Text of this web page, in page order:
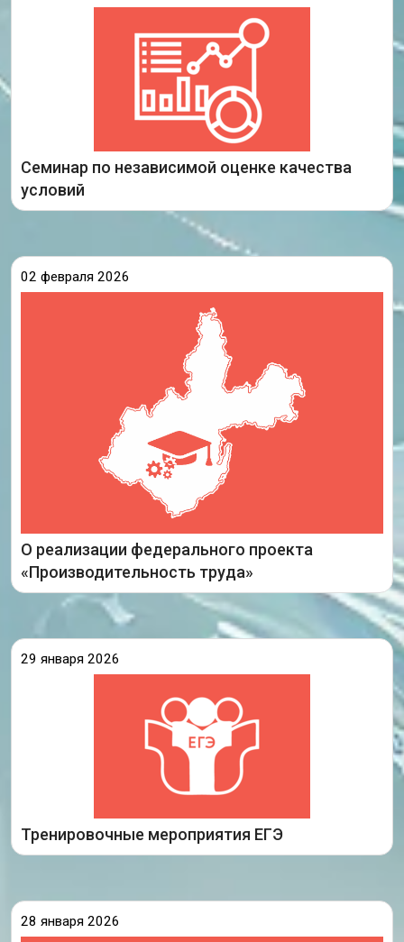
Семинар по независимой оценке качества
условий
совместно с ГАУ ИО ЦОПМКиМКО 2 февраля 2026
года провели семинар об организации работы по
независимой оценке качества условий
осуществления образовательной деятельности на
02 февраля 2026
О реализации федерального проекта
«Производительность труда»
30 января в Центре оценки профессионального
мастерства и мониторинга качества образования
прошел семинар по реализации федерального
проекта «Производительность труда» в
смешанном формате. С начала 2026 года наш
Подробнее
29 января 2026
Тренировочные мероприятия ЕГЭ
Ежегодно накануне начала экзаменационной
тренировочные мероприятия по подготовке к
проведению единых государственных
экзаменов. 28 января состоялось первое из
запланированных на 2026 год событий.
Подробнее
28 января 202626 января 2026 года Институт реализации